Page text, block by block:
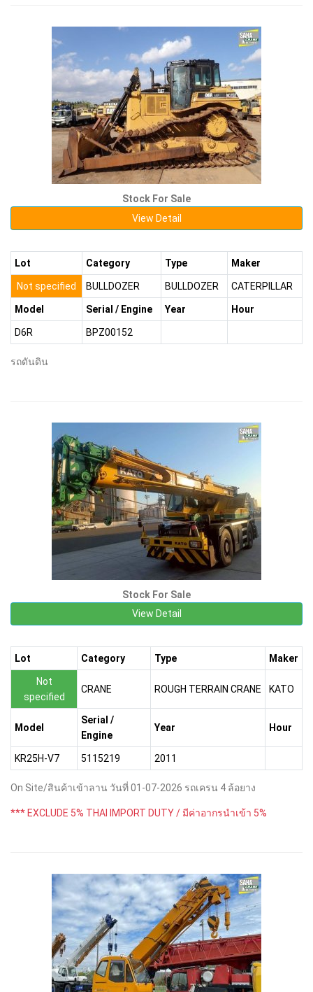
Stock For Sale
View Detail
Lot Category Type Maker
Not specified BULLDOZER BULLDOZER CATERPILLAR
Model Serial / Engine Year Hour
D6R BPZ00152
รถดันดิน
Stock For Sale
View Detail
Lot Category Type Maker
Not
specified
CRANE ROUGH TERRAIN CRANE KATO
Model
Serial /
Engine
Year Hour
KR25H-V7 5115219 2011
On Site/สินค้าเข้าลาน วันที่ 01-07-2026 รถเครน 4 ล้อยาง
*** EXCLUDE 5% THAI IMPORT DUTY / มีค่าอากรนำเข้า 5%